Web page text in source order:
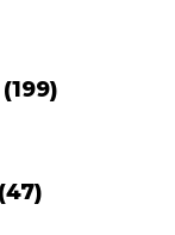
(199)
(47)